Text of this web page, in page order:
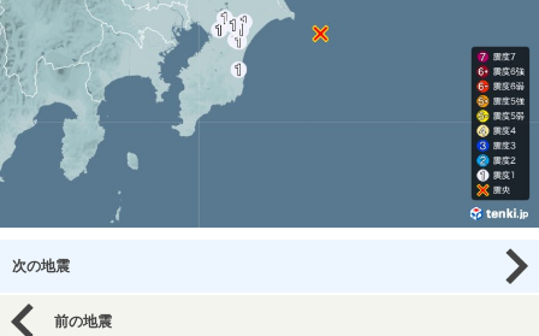
次の地震
前の地震